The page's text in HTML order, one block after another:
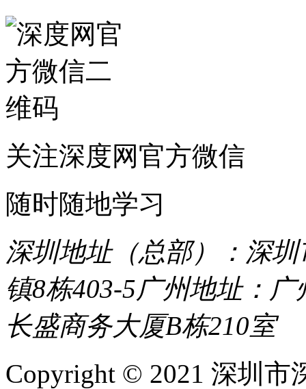
关注深度网官方微信
随时随地学习
深圳地址（总部）：深
镇8栋403-5广州地址：
长盛商务大厦B栋210室
Copyright © 2021 深圳市